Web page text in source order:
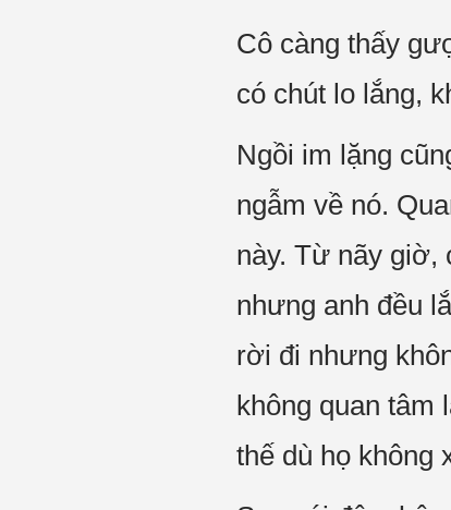
Cô càng thấy
có chút lo lắng,
Ngồi im lặng
ngẫm về nó.
này. Từ nãy giờ,
nhưng anh đều
rời đi nhưng
không quan tâm
thế dù họ không